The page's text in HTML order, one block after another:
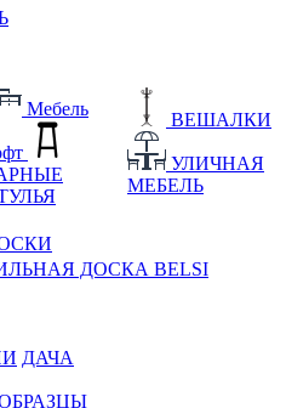
Мебель
ВЕШАЛКИ
УЛИЧНАЯ
МЕБЕЛЬ
ДОСКА BELSI
ДАЧА